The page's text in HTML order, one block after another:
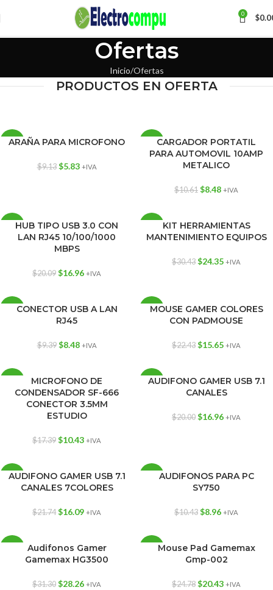
0 $
Ofertas
Inicio Ofertas
PRODUCTOS EN OFERTA
-36%
ARAÑA PARA MICROFONO
$9.13 $5.83 +IVA
-20%CARGADOR PORTATIL
PARA AUTOMOVIL 10AMP
METALICO
$10.61 $8.48 +IVA
-16%HUB TIPO USB 3.0 CON
LAN RJ45 10/100/1000
MBPS
$20.09 $16.96 +IVA
KIT HERRAMIENTAS
MANTENIMIENTO EQUIPOS
$30.43 $24.35 +IVA
-10%CONECTOR USB A LAN
RJ45
$9.39 $8.48 +IVA
-30%
MOUSE GAMER COLORES
CON PADMOUSE
$22.43 $15.65 +IVA
MICROFONO DE
CONDENSADOR SF-666
CONECTOR 3.5MM
ESTUDIO
$17.39 $10.43 +IVA
-15%
AUDIFONO GAMER USB 7.1
CANALES
$20.00 $16.96 +IVA
-26%
AUDIFONO GAMER USB 7.1
CANALES 7COLORES
$21.74 $16.09 +IVA
AUDIFONOS PARA PC
SY750
$10.43 $8.96 +IVA
Audifonos Gamer
Gamemax HG3500
$31.30 $28.26 +IVA
-18%Mouse Pad Gamemax
Gmp-002
$24.78 $20.43 +IVA